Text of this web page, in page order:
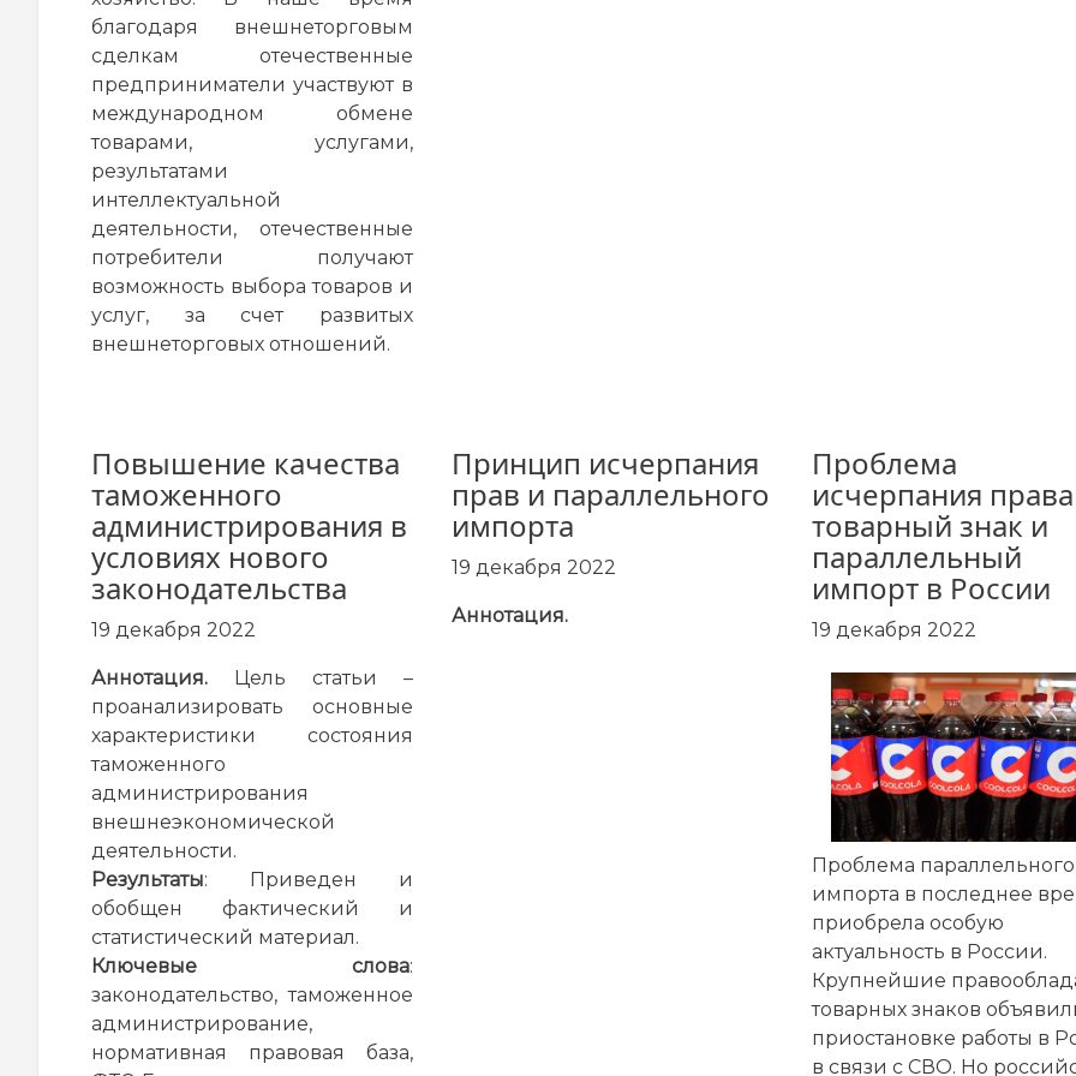
благодаря внешнеторговым
сделкам отечественные
предприниматели участвуют в
международном обмене
товарами, услугами,
результатами
интеллектуальной
деятельности, отечественные
потребители получают
возможность выбора товаров и
услуг, за счет развитых
внешнеторговых отношений.
Повышение качества
таможенного
администрирования в
условиях нового
законодательства
19 декабря 2022
Аннотация. Цель статьи –
проанализировать основные
характеристики состояния
таможенного
администрирования
внешнеэкономической
деятельности.
Результаты: Приведен и
обобщен фактический и
статистический материал.
Ключевые слова:
законодательство, таможенное
администрирование,
нормативная правовая база,
Принцип исчерпания
прав и параллельного
импорта
19 декабря 2022
Аннотация.
Проблема
исчерпания
товарный знак и
параллельный
импорт в России
19 декабря 2022
заглавная
картинка
Проблема параллельного
импорта в последнее
приобрела особую
актуальность в России.
Крупнейшие
товарных знаков
приостановке работы в
в связи с СВО. Но